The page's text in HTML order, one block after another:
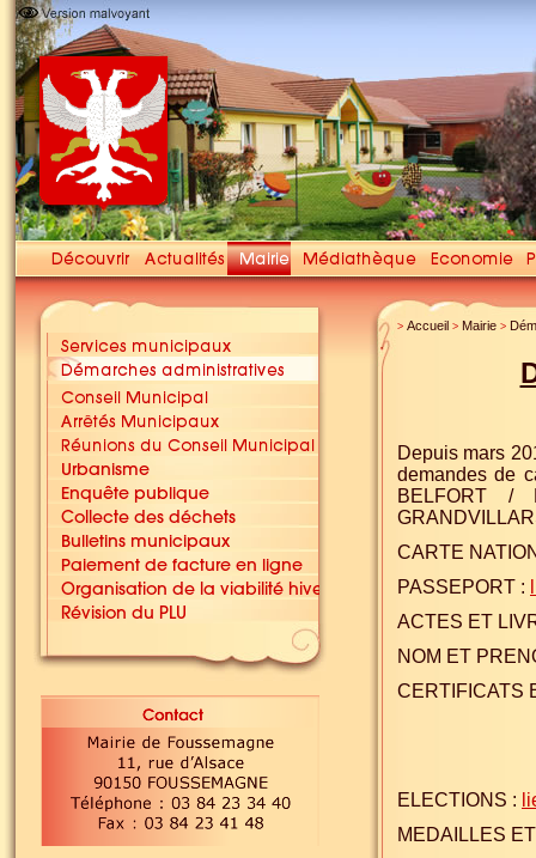
> Accueil > Mairie >
Depuis mars
demandes de
BELFORT /
CARTE
PASSEPORT :
ACTES ET
NOM ET
CERTIFICATS
ELECTIONS :
MEDAILLES